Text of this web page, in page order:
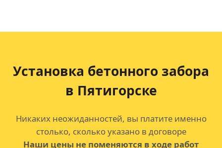
Установка бетонного забора
в Пятигорске
Никаких неожиданностей, вы платите именно
столько, сколько указано в договоре
Наши цены не поменяются в ходе работ